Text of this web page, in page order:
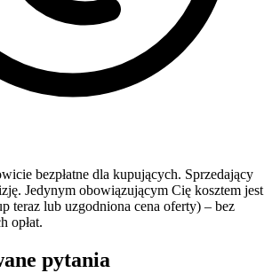
bezpłatne dla kupujących. Sprzedający
Jedynym obowiązującym Cię kosztem jest
teraz lub uzgodniona cena oferty) – bez
opłat.
pytania